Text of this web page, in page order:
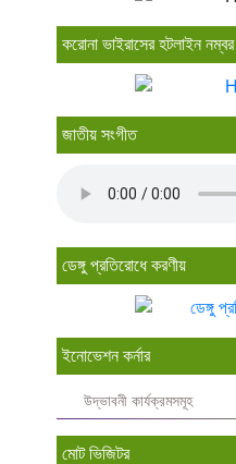
করোনা ভাইরাসের হটলাইন নম্বর
জাতীয় সংগীত
ডেঙ্গু প্রতিরোধে করণীয়
ইনোভেশন কর্নার
উদ্ভাবনী কার্যক্রমসমূহ
মোট ভিজিটর